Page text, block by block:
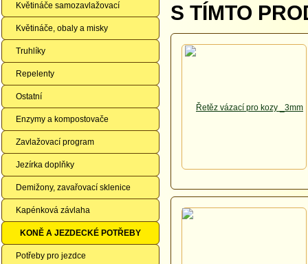
Květináče samozavlažovací
Květináče, obaly a misky
Truhlíky
Repelenty
Ostatní
Enzymy a kompostovače
Zavlažovací program
Jezírka doplňky
Demižony, zavařovací sklenice
Kapénková závlaha
KONĚ A JEZDECKÉ POTŘEBY
Potřeby pro jezdce
S TÍMTO